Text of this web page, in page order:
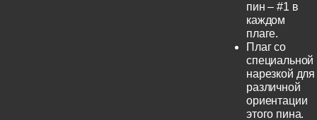
пин – #1 в
каждом
плаге.
Плаг со
специальной
нарезкой для
различной
ориентации
этого пина.